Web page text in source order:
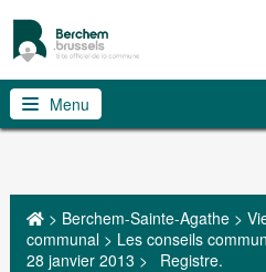
Menu
> Berchem-Sainte-Agathe>
communal> Les conseils
28 janvier 2013 > Registre.